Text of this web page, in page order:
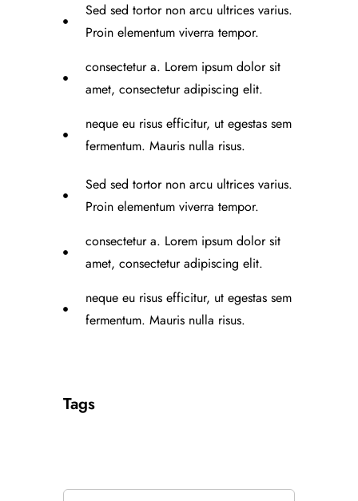
Sed sed tortor non arcu ultrices varius.
Proin elementum viverra tempor.
consectetur a. Lorem ipsum dolor sit
amet, consectetur adipiscing elit.
neque eu risus efficitur, ut egestas sem
fermentum. Mauris nulla risus.
Sed sed tortor non arcu ultrices varius.
Proin elementum viverra tempor.
consectetur a. Lorem ipsum dolor sit
amet, consectetur adipiscing elit.
neque eu risus efficitur, ut egestas sem
fermentum. Mauris nulla risus.
Tags